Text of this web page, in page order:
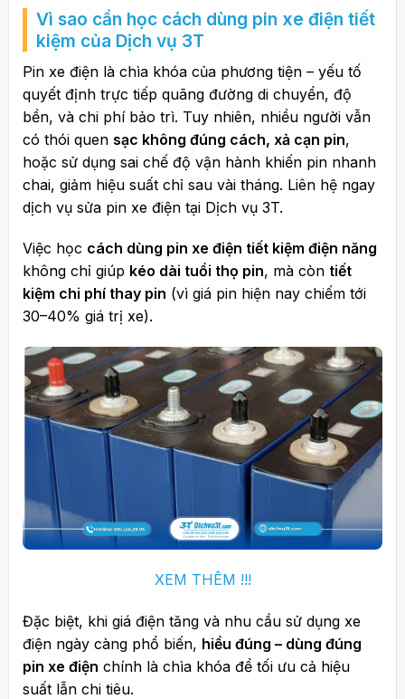
cần đúng thói quen
Để xe luôn khỏe, pin luôn bền cùng Dịch vụ
3T
Vì sao cần học cách dùng pin xe điện tiết
kiệm của Dịch vụ 3T
Pin xe điện là chìa khóa của phương tiện – yếu tố
quyết định trực tiếp quãng đường di chuyển, độ
bền, và chi phí bảo trì. Tuy nhiên, nhiều người vẫn
có thói quen sạc không đúng cách, xả cạn pin,
hoặc sử dụng sai chế độ vận hành khiến pin nhanh
chai, giảm hiệu suất chỉ sau vài tháng. Liên hệ ngay
dịch vụ sửa pin xe điện tại Dịch vụ 3T.
Việc học cách dùng pin xe điện tiết kiệm điện năng
không chỉ giúp kéo dài tuổi thọ pin, mà còn tiết
kiệm chi phí thay pin (vì giá pin hiện nay chiếm tới
30–40% giá trị xe).
XEM THÊM !!!
Đặc biệt, khi giá điện tăng và nhu cầu sử dụng xe
điện ngày càng phổ biến, hiểu đúng – dùng đúng
pin xe điện chính là chìa khóa để tối ưu cả hiệu
suất lẫn chi tiêu.